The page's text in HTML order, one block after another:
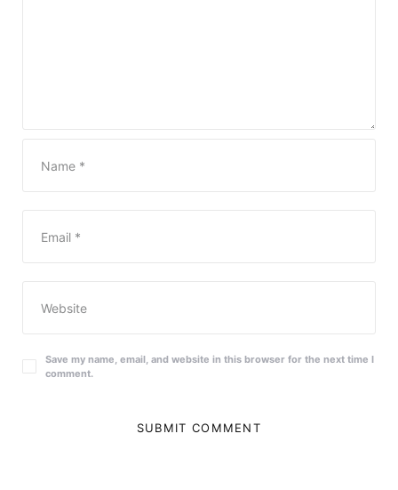
Save my name, email, and website in this browser for the next time I
comment.